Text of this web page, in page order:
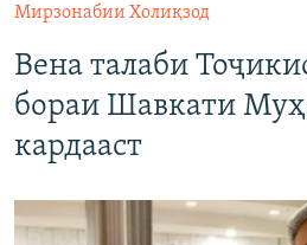
Мирзонабии Холиқзод
Вена талаби
бораи Шавкати
кардааст